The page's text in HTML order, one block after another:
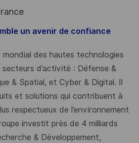
un avenir de confiance
des hautes technologies
d’activité : Défense &
& Spatial, et Cyber & Digital. Il
et solutions qui contribuent à
respectueux de l’environnement
investit près de 4 milliards
& Développement,